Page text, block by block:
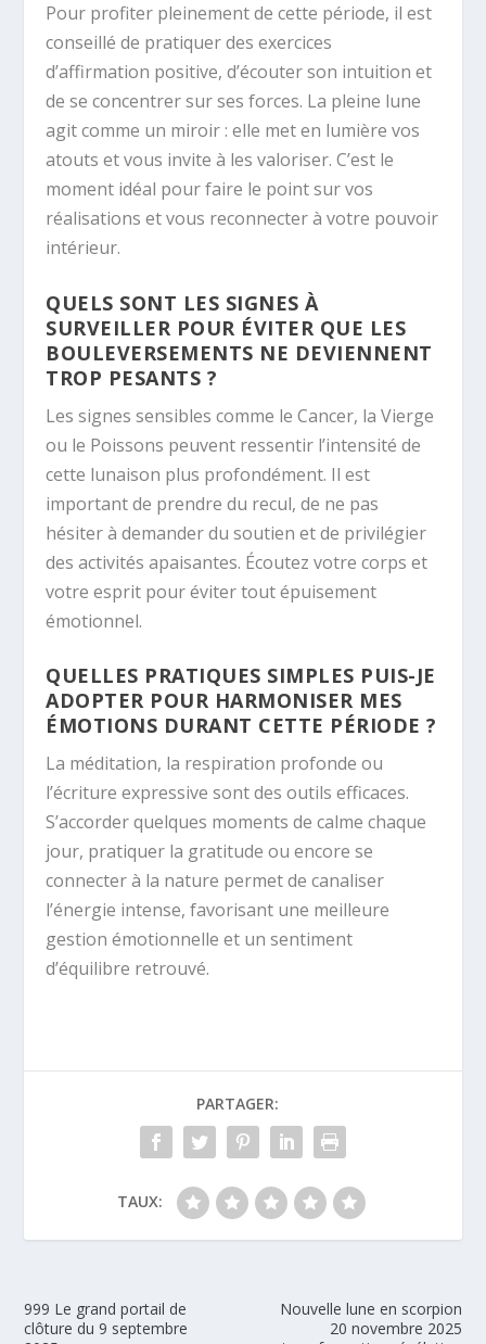
Pour profiter pleinement de cette période, il est
conseillé de pratiquer des exercices
d’affirmation positive, d’écouter son intuition et
de se concentrer sur ses forces. La pleine lune
agit comme un miroir : elle met en lumière vos
atouts et vous invite à les valoriser. C’est le
moment idéal pour faire le point sur vos
réalisations et vous reconnecter à votre pouvoir
intérieur.
QUELS SONT LES SIGNES À
SURVEILLER POUR ÉVITER QUE LES
BOULEVERSEMENTS NE DEVIENNENT
TROP PESANTS ?
Les signes sensibles comme le Cancer, la Vierge
ou le Poissons peuvent ressentir l’intensité de
cette lunaison plus profondément. Il est
important de prendre du recul, de ne pas
hésiter à demander du soutien et de privilégier
des activités apaisantes. Écoutez votre corps et
votre esprit pour éviter tout épuisement
émotionnel.
QUELLES PRATIQUES SIMPLES PUIS-JE
ADOPTER POUR HARMONISER MES
ÉMOTIONS DURANT CETTE PÉRIODE ?
La méditation, la respiration profonde ou
l’écriture expressive sont des outils efficaces.
S’accorder quelques moments de calme chaque
jour, pratiquer la gratitude ou encore se
connecter à la nature permet de canaliser
l’énergie intense, favorisant une meilleure
gestion émotionnelle et un sentiment
d’équilibre retrouvé.
PARTAGER:
TAUX:
999 Le grand portail de
clôture du 9 septembre
Nouvelle lune en scorpion
20 novembre 2025